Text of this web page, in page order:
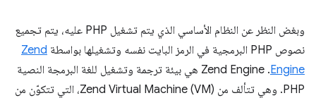
وبغض النظر عن النظام الأساسي الذي يتم تشغيل PHP عليه، يتم تجميع
نصوص PHP البرمجية في الرمز البايت نفسه وتشغيلها بواسطة
Zend
Engine
. ‫Zend Engine هي بيئة ترجمة وتشغيل للغة البرمجة النصية
PHP. وهي تتألف من Zend Virtual Machine (VM)، التي تتكوّن من